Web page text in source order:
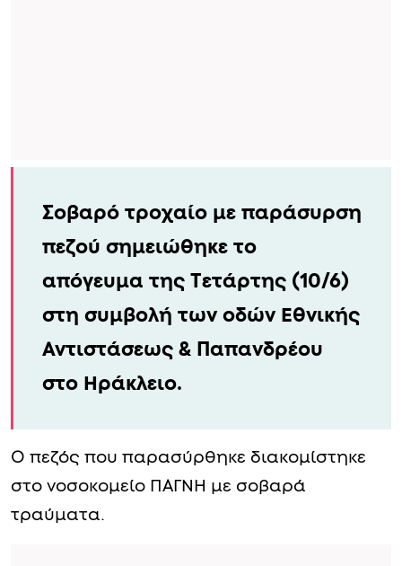
Σοβαρό τροχαίο με παράσυρση
πεζού σημειώθηκε το
απόγευμα της Τετάρτης (10/6)
στη συμβολή των οδών Εθνικής
Αντιστάσεως & Παπανδρέου
στο Ηράκλειο.
Ο πεζός που παρασύρθηκε διακομίστηκε
στο νοσοκομείο ΠΑΓΝΗ με σοβαρά
τραύματα.